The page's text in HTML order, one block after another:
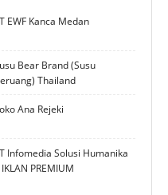
EWF Kanca Medan
Bear Brand (Susu
Thailand
Ana Rejeki
Infomedia Solusi Humanika
PREMIUM